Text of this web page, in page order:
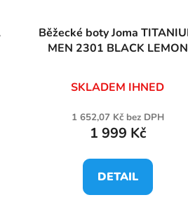
Běžecké boty Joma TITANIUM
MEN 2301 BLACK LEMON
SKLADEM IHNED
1 652,07 Kč bez DPH
1 999 Kč
DETAIL